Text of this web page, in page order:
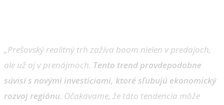
„Prešovský realitný trh zažíva boom nielen v predajoch,
ale už aj v prenájmoch. Tento trend pravdepodobne
súvisí s novými investíciami, ktoré sľubujú ekonomický
rozvoj regiónu. Očakávame, že táto tendencia môže